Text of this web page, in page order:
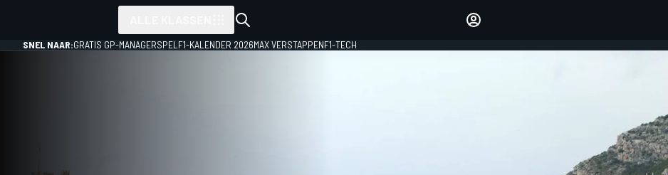
SNEL NAAR:GRATIS GP-MANAGERSPEL F1-KALENDER 2026MAX VERSTAPPENF1-TECH